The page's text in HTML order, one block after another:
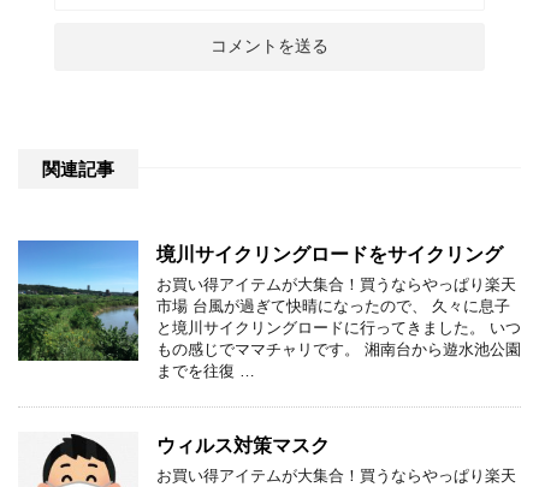
関連記事
境川サイクリングロードをサイクリング
お買い得アイテムが大集合！買うならやっぱり楽天
市場 台風が過ぎて快晴になったので、 久々に息子
と境川サイクリングロードに行ってきました。 いつ
もの感じでママチャリです。 湘南台から遊水池公園
までを往復 …
ウィルス対策マスク
お買い得アイテムが大集合！買うならやっぱり楽天